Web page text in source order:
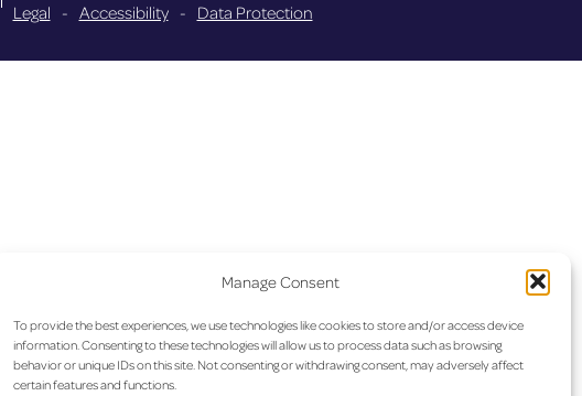
Manage Consent
To provide the best experiences, we use technologies like cookies to store and/or access device
information. Consenting to these technologies will allow us to process data such as browsing
behavior or unique IDs on this site. Not consenting or withdrawing consent, may adversely affect
certain features and functions.
Legal - Accessibility - Data Protection